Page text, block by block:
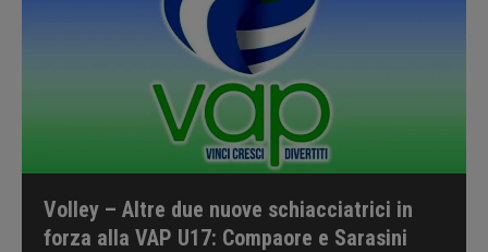
Volley – Altre due nuove schiacciatrici in
forza alla VAP U17: Compaore e Sarasini